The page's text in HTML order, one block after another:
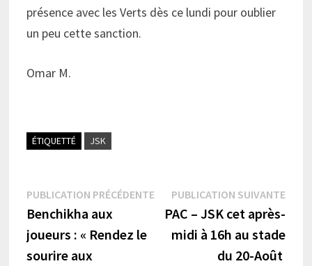
présence avec les Verts dès ce lundi pour oublier
un peu cette sanction.
Omar M.
ÉTIQUETTÉ JSK
Navigation
de
l’article
PUBLICATION PRÉCÉDENTEPublication
précédente :
Benchikha aux
joueurs : « Rendez le
sourire aux
PUBLICATION SUIVANTE
PAC – JSK cet après-
midi à 16h au stade
du 20-Août